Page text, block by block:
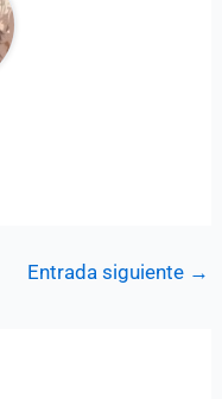
Entrada siguiente →